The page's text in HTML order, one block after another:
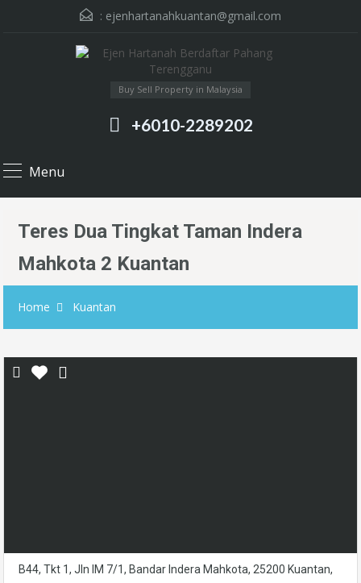
: ejenhartanahkuantan@gmail.com
Buy Sell Property in Malaysia
+6010-2289202
Menu
Teres Dua Tingkat Taman Indera
Mahkota 2 Kuantan
Home Kuantan
B44, Tkt 1, Jln IM 7/1, Bandar Indera Mahkota, 25200 Kuantan,